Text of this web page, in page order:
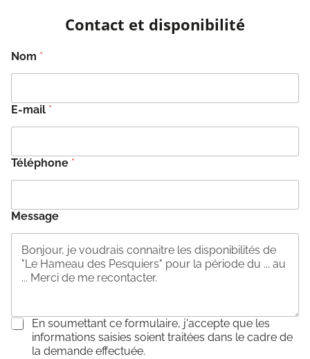
Contact et disponibilité
Nom *
E-mail *
Téléphone *
Message
C
En soumettant ce formulaire, j'accepte que les
informations saisies soient traitées dans le cadre de
la demande effectuée.